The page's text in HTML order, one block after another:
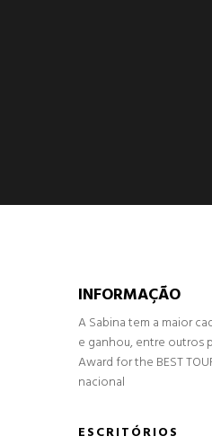
INFORMAÇÃO
A Sabina tem a maior
e ganhou, entre outros
Award for the BEST
nacional
ESCRITÓRIOS